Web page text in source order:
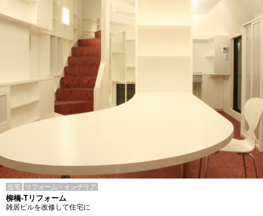
住宅 リフォーム・インテリア
柳橋-Tリフォーム
雑居ビルを改修して住宅に